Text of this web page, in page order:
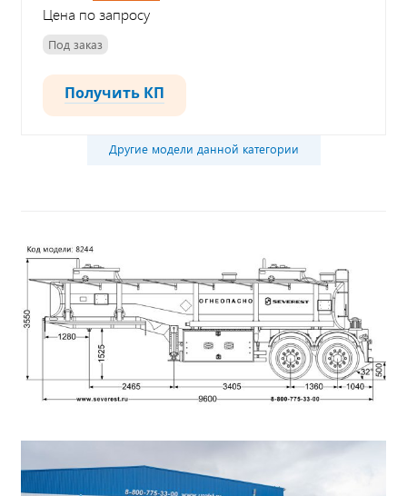
Цена по запросу
Под заказ
Получить КП
Другие модели данной категории